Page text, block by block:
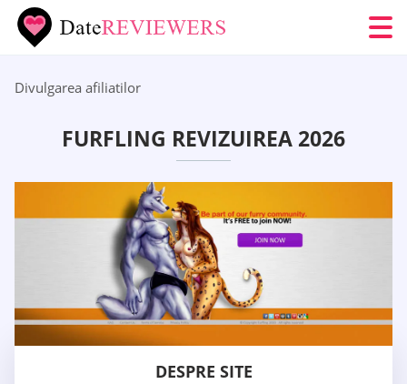
Divulgarea afiliatilor
FURFLING REVIZUIREA 2026
DESPRE SITE